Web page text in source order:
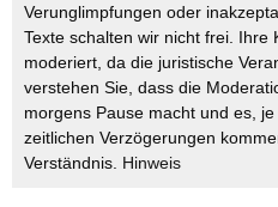
Verunglimpfungen oder
Texte schalten wir nicht frei. Ihre
moderiert, da die juristische
verstehen Sie, dass die
morgens Pause macht und es,
zeitlichen Verzögerungen
Verständnis. Hinweis